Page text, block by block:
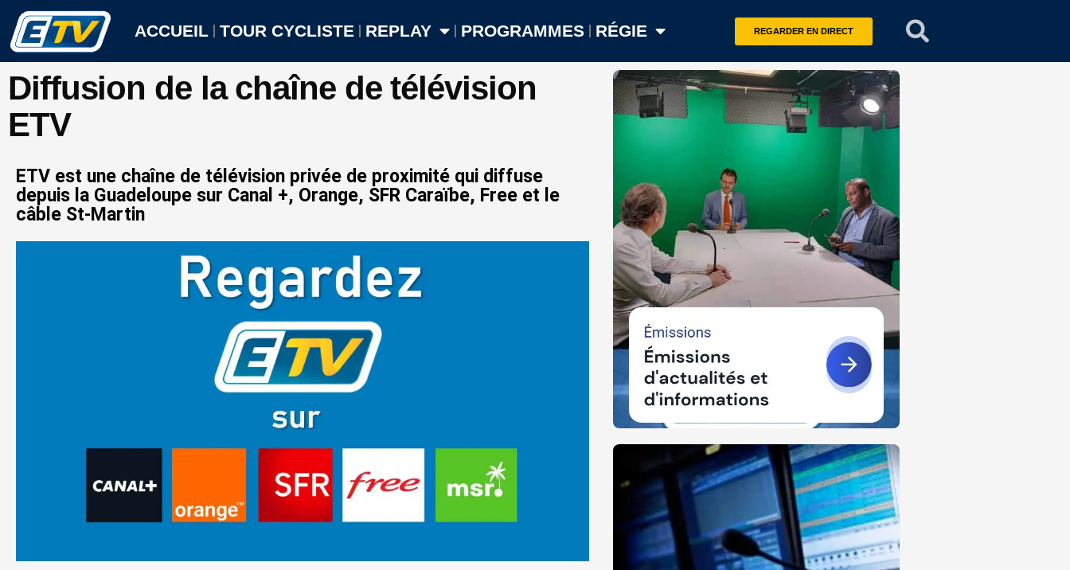
Aller
contenu
ACCUEIL TOUR CYCLISTE REPLAY PROGRAMMES RÉGIE REGARDER EN DIRECT
Diffusion de la chaîne de télévision
ETV
ETV est une chaîne de télévision privée de proximité qui diffuse
depuis la Guadeloupe sur Canal +, Orange, SFR Caraïbe, Free et le
câble St-Martin